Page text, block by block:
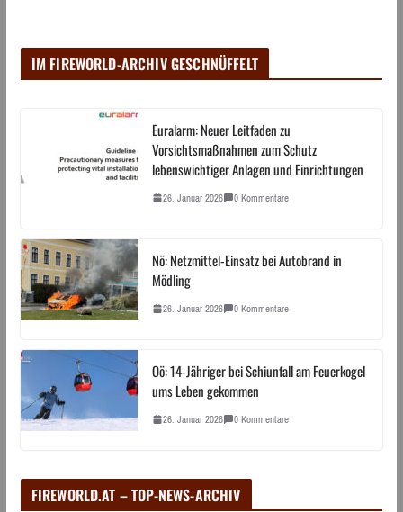
IM FIREWORLD-ARCHIV GESCHNÜFFELT
Euralarm: Neuer Leitfaden zu
Vorsichtsmaßnahmen zum Schutz
lebenswichtiger Anlagen und Einrichtungen
26. Januar 2026 0 Kommentare
Nö: Netzmittel-Einsatz bei Autobrand in
Mödling
26. Januar 2026 0 Kommentare
Oö: 14-Jähriger bei Schiunfall am Feuerkogel
ums Leben gekommen
26. Januar 2026 0 Kommentare
FIREWORLD.AT – TOP-NEWS-ARCHIV